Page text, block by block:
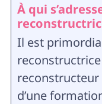
À qui
Il est
d’une